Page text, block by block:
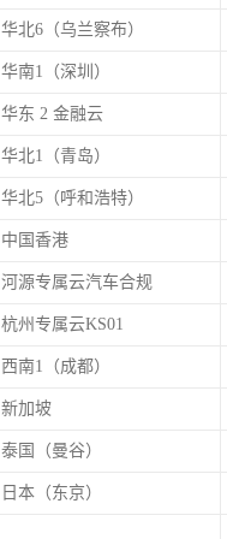
华北6（乌兰察布）
华南1（深圳）
华东 2 金融云
华北1（青岛）
华北5（呼和浩特）
中国香港
河源专属云汽车合规
杭州专属云KS01
西南1（成都）
新加坡
泰国（曼谷）
日本（东京）